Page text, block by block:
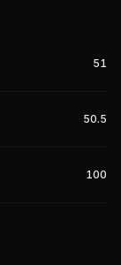
51%
50.5%
100%